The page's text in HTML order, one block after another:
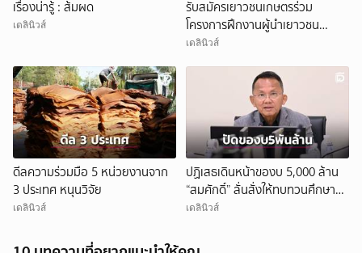
เรื่องน่ารู้ : ส้มผด
เดลินิวส์
รับสมัครเยาวชนเกษตรร่วม
โครงการฝึกงานผู้นำเยาวชน
เกษตรไทยในญี่ปุ่น
เดลินิวส์
ดีลความร่วมมือ 5 หน่วยงานจาก
3 ประเทศ หนุนวิจัย
เดลินิวส์
ปฏิเสธเดินหน้าของบ 5,000 ล้าน
“สมศักดิ์” ลั่นสั่งให้ทบทวนศึกษา
เพิ่มเติม”นาคาร์บอน”
เดลินิวส์